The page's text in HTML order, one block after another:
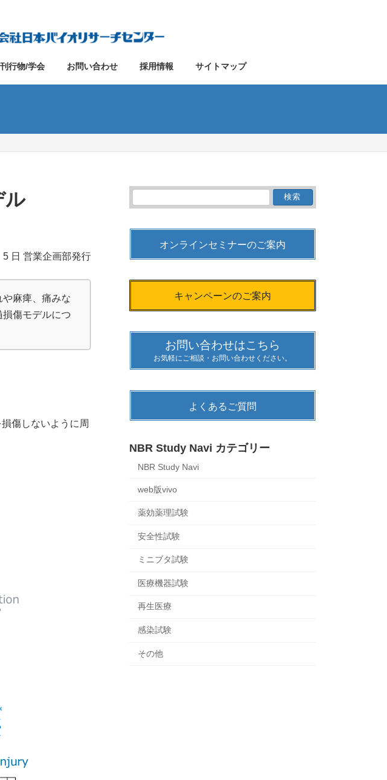
刊行物/学会 お問い合わせ 採用情報 サイトマップ
ル
日 営業企画部発行
麻痺、痛みな
傷モデルにつ
傷しないように周
索:
オンラインセミナーのご案内
キャンペーンのご案内
お問い合わせはこちら
お気軽にご相談・お問い合わせください。
よくあるご質問
NBR Study Navi カテゴリー
NBR Study Navi
web版vivo
薬効薬理試験
安全性試験
ミニブタ試験
医療機器試験
再生医療
感染試験
その他